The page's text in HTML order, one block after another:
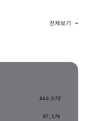
전체보기 →
449,073
67,174